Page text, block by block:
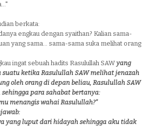
berkata:
engkau dengan syaithan? Kalian sama-
yang sama... sama-sama suka melihat orang
ingat sebuah hadits Rasulullah SAW yang
ketika Rasulullah SAW melihat jenazah
oleh orang di depan beliau, Rasulullah SAW
para sahabat bertanya:
menangis wahai Rasulullah?"
yang luput dari hidayah sehingga aku tidak